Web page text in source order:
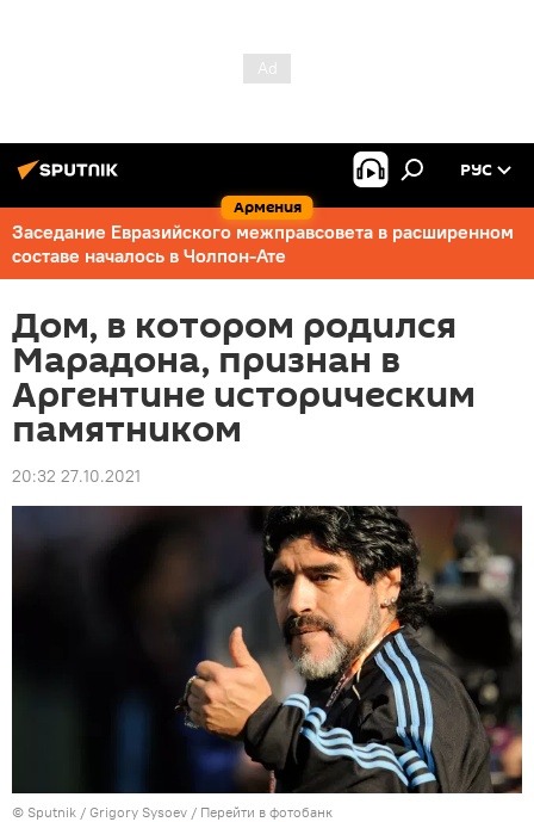
Армения
РУС
Заседание Евразийского межправсовета в расширенном
составе началось в Чолпон-Ате
Дом, в котором родился
Марадона, признан в
Аргентине историческим
памятником
20:32 27.10.2021
© Sputnik / Grigory Sysoev / Перейти в фотобанк